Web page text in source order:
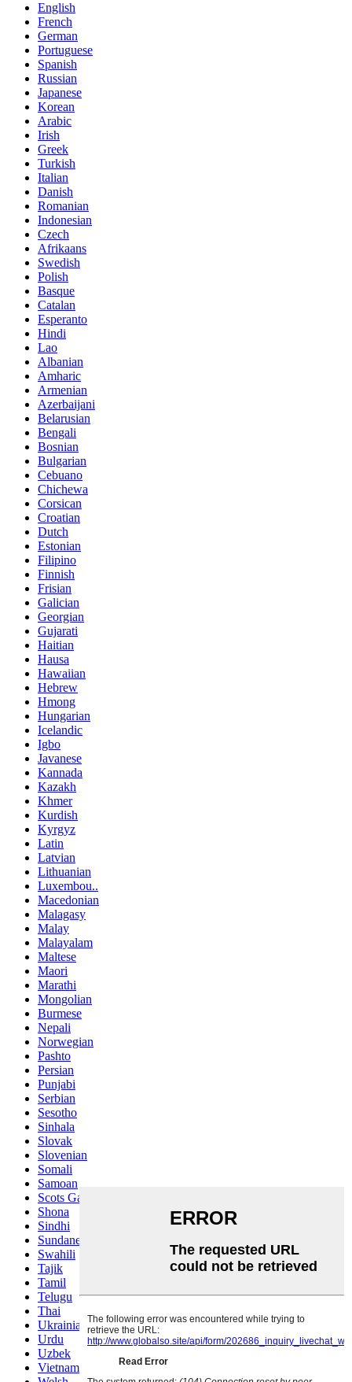
English
French
German
Portuguese
Spanish
Russian
Japanese
Korean
Arabic
Irish
Greek
Turkish
Italian
Danish
Romanian
Indonesian
Czech
Afrikaans
Swedish
Polish
Basque
Catalan
Esperanto
Hindi
Lao
Albanian
Amharic
Armenian
Azerbaijani
Belarusian
Bengali
Bosnian
Bulgarian
Cebuano
Chichewa
Corsican
Croatian
Dutch
Estonian
Filipino
Finnish
Frisian
Galician
Georgian
Gujarati
Haitian
Hausa
Hawaiian
Hebrew
Hmong
Hungarian
Icelandic
Igbo
Javanese
Kannada
Kazakh
Khmer
Kurdish
Kyrgyz
Latin
Latvian
Lithuanian
Luxembou..
Macedonian
Malagasy
Malay
Malayalam
Maltese
Maori
Marathi
Mongolian
Burmese
Nepali
Norwegian
Pashto
Persian
Punjabi
Serbian
Sesotho
Sinhala
Slovak
Slovenian
Somali
Samoan
Scots Gaelic
Shona
Sindhi
Sundanese
Swahili
Tajik
Tamil
Telugu
Thai
Ukrainian
Urdu
Uzbek
Vietnamese